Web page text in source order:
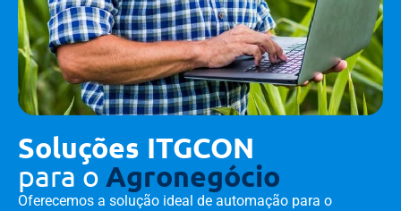
Soluções ITGCON
para o Agronegócio
Oferecemos a solução ideal de automação para o